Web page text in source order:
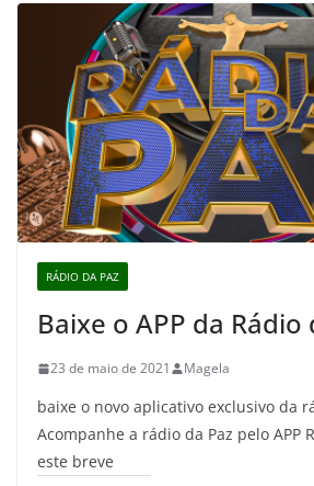
RÁDIO DA PAZ
Baixe o APP da Rádio
23 de maio de 2021 Magela
baixe o novo aplicativo exclusivo da
Acompanhe a rádio da Paz pelo APP
este breve